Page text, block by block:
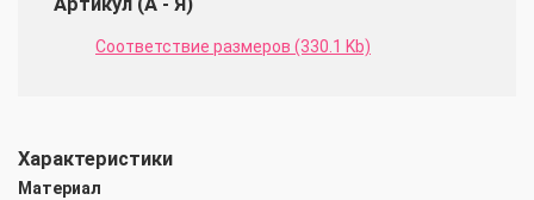
Соответствие размеров (330.1 Kb)
Характеристики
Материал